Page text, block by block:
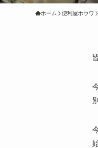
ホーム 便利屋ホウワ